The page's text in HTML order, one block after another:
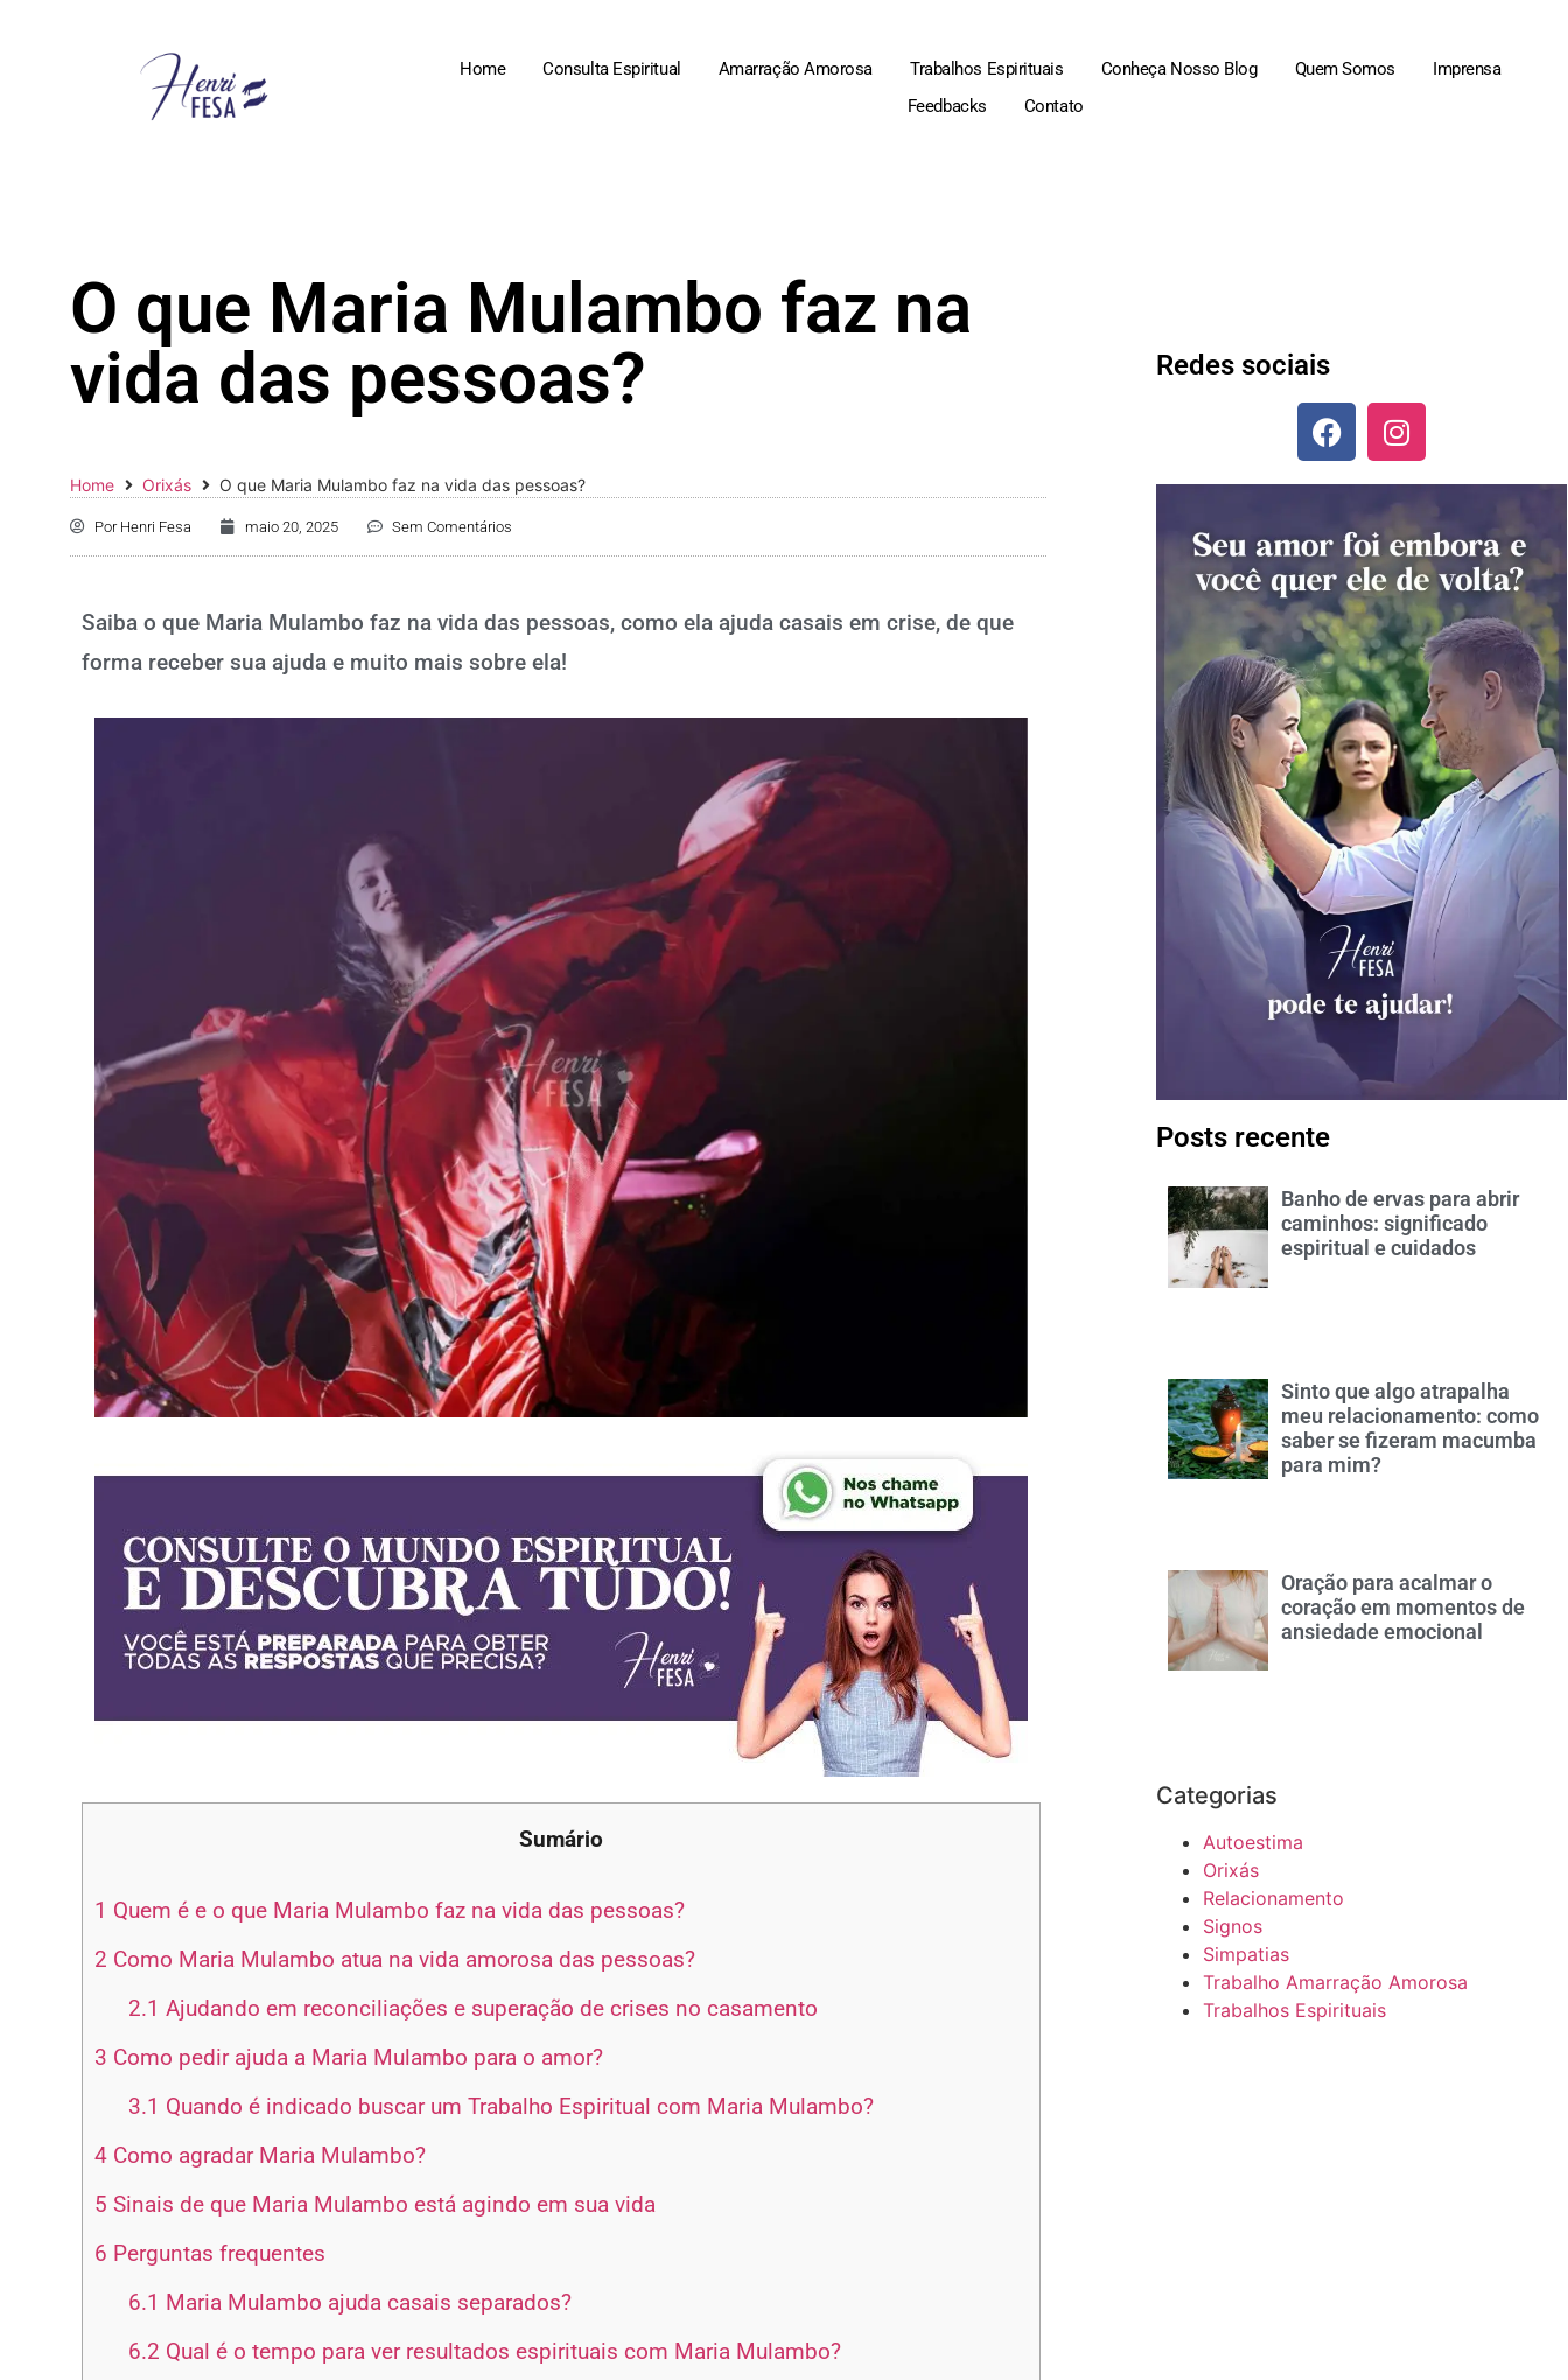
Home Consulta Espiritual Amarração Amorosa Trabalhos Espirituais Conheça Nosso Blog Quem Somos
Imprensa
Feedbacks
Contato
O que Maria Mulambo faz na
vida das pessoas?
Home Orixás O que Maria Mulambo faz na vida das pessoas?
PorHenri Fesa maio 20, 2025 Sem Comentários
Saiba o que Maria Mulambo faz na vida das pessoas, como ela ajuda casais em crise, de que
forma receber sua ajuda e muito mais sobre ela!
Sumário
1 Quem é e o que Maria Mulambo faz na vida das pessoas?
2 Como Maria Mulambo atua na vida amorosa das pessoas?
2.1 Ajudando em reconciliações e superação de crises no casamento
3 Como pedir ajuda a Maria Mulambo para o amor?
3.1 Quando é indicado buscar um Trabalho Espiritual com Maria Mulambo?
4 Como agradar Maria Mulambo?
5 Sinais de que Maria Mulambo está agindo em sua vida
6 Perguntas frequentes
6.1 Maria Mulambo ajuda casais separados?
6.2 Qual é o tempo para ver resultados espirituais com Maria Mulambo?
Redes sociais
Posts recente
Banho de ervas para abrir
caminhos: significado
espiritual e cuidados
Sinto que algo atrapalha
meu relacionamento: como
saber se fizeram macumba
para mim?
Oração para acalmar o
coração em momentos de
ansiedade emocional
Categorias
Autoestima
Orixás
Relacionamento
Signos
Simpatias
Trabalho Amarração Amorosa
Trabalhos Espirituais